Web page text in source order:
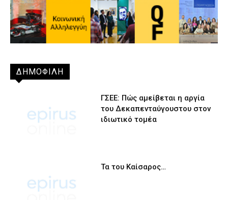
ΔΗΜΟΦΙΛΗ
ΓΣΕΕ: Πώς αμείβεται η αργία
του Δεκαπενταύγουστου στον
ιδιωτικό τομέα
Τα του Καίσαρος…